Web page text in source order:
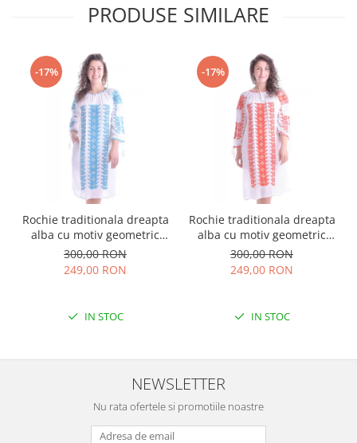
PRODUSE SIMILARE
-17%
Rochie traditionala dreapta
alba cu motiv geometric
albastru Tania
300,00 RON
249,00 RON
IN STOC
-17%
Rochie traditionala dreapta
alba cu motiv geometric
rosu Doina
300,00 RON
249,00 RON
IN STOC
NEWSLETTER
Nu rata ofertele si promotiile noastre